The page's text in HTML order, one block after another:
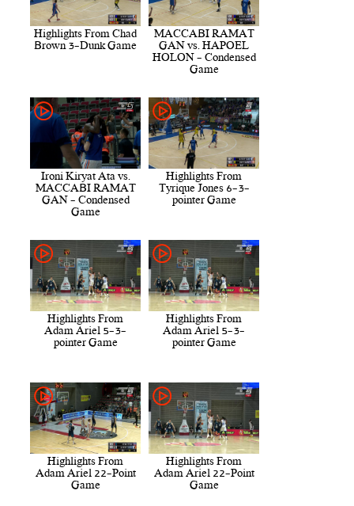
MACCABI RAMAT
GAN vs. HAPOEL
HOLON - Condensed
Game
Highlights From Chad
Brown 3-Dunk Game
Highlights From
Tyrique Jones 6-3-
pointer Game
Ironi Kiryat Ata vs.
MACCABI RAMAT
GAN - Condensed
Game
Highlights From
Adam Ariel 5-3-
pointer Game
Highlights From
Adam Ariel 5-3-
pointer Game
Highlights From
Adam Ariel 22-Point
Game
Highlights From
Adam Ariel 22-Point
Game